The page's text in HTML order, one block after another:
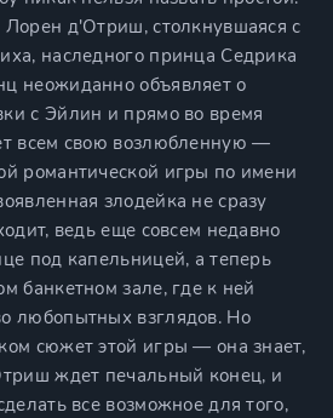
д'Отриш, столкнувшаяся с
наследного принца Седрика
неожиданно объявляет о
с Эйлин и прямо во время
всем свою возлюбленную —
романтической игры по имени
злодейка не сразу
ведь еще совсем недавно
под капельницей, а теперь
банкетном зале, где к ней
любопытных взглядов. Но
сюжет этой игры — она знает,
ждет печальный конец, и
все возможное для того,